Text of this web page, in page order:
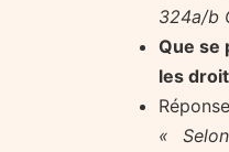
324a/b
Que se
les
«